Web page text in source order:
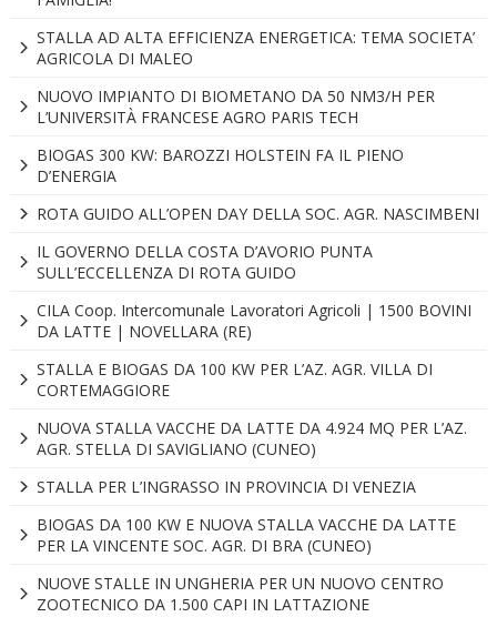
STALLA AD ALTA EFFICIENZA ENERGETICA: TEMA SOCIETA’
AGRICOLA DI MALEO
NUOVO IMPIANTO DI BIOMETANO DA 50 NM3/H PER
L’UNIVERSITÀ FRANCESE AGRO PARIS TECH
BIOGAS 300 KW: BAROZZI HOLSTEIN FA IL PIENO
D’ENERGIA
ROTA GUIDO ALL’OPEN DAY DELLA SOC. AGR. NASCIMBENI
IL GOVERNO DELLA COSTA D’AVORIO PUNTA
SULL’ECCELLENZA DI ROTA GUIDO
CILA Coop. Intercomunale Lavoratori Agricoli | 1500 BOVINI
DA LATTE | NOVELLARA (RE)
STALLA E BIOGAS DA 100 KW PER L’AZ. AGR. VILLA DI
CORTEMAGGIORE
NUOVA STALLA VACCHE DA LATTE DA 4.924 MQ PER L’AZ.
AGR. STELLA DI SAVIGLIANO (CUNEO)
STALLA PER L’INGRASSO IN PROVINCIA DI VENEZIA
BIOGAS DA 100 KW E NUOVA STALLA VACCHE DA LATTE
PER LA VINCENTE SOC. AGR. DI BRA (CUNEO)
NUOVE STALLE IN UNGHERIA PER UN NUOVO CENTRO
ZOOTECNICO DA 1.500 CAPI IN LATTAZIONE